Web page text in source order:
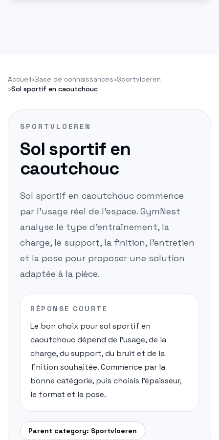
Accueil›Base de connaissances›Sportvloeren
›Sol sportif en caoutchouc
SPORTVLOEREN
Sol sportif en
caoutchouc
Sol sportif en caoutchouc commence
par l'usage réel de l'espace. GymNest
analyse le type d'entraînement, la
charge, le support, la finition, l'entretien
et la pose pour proposer une solution
adaptée à la pièce.
RÉPONSE COURTE
Le bon choix pour sol sportif en
caoutchouc dépend de l'usage, de la
charge, du support, du bruit et de la
finition souhaitée. Commence par la
bonne catégorie, puis choisis l'épaisseur,
le format et la pose.
Parent category: Sportvloeren